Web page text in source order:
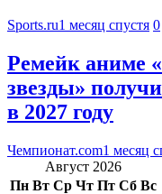
Sports.ru1 месяц спустя 0
Ремейк аниме
звезды»
в 2027 году
Чемпионат.com1 месяц
Август 2026
Пн Вт Ср Чт Пт Сб Вс